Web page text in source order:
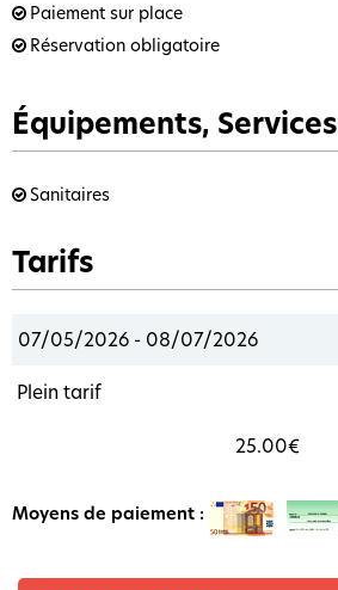
Paiement sur place
Réservation obligatoire
Équipements, Services
Sanitaires
Tarifs
07/05/2026 - 08/07/2026
Plein tarif
25.00€
Moyens de paiement :